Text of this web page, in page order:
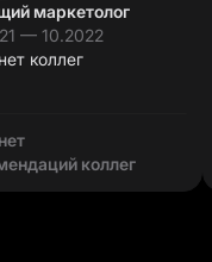
маркетолог
— 10.2022
коллег
коллег